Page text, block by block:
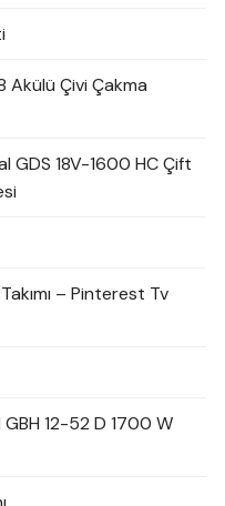
Çivi Çakma
GDS 18V-1600 HC Çift
– Pinterest Tv
12-52 D 1700 W